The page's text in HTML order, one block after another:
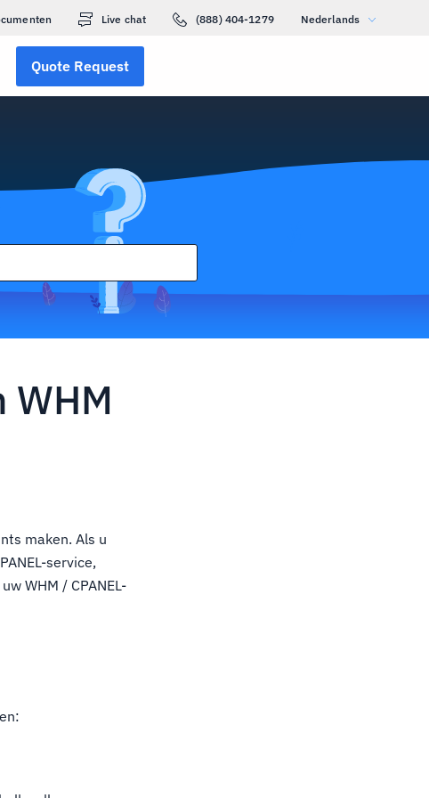
Live chat (888) 404-1279 Nederlands
Quote Request
WHM
maken. Als u
service,
WHM / CPANEL-